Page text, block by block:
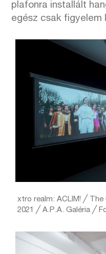
plafonra installált
egész csak figyelem
xtro realm: ACLIM! ╱
2021 ╱ A.P.A. Galéria ╱